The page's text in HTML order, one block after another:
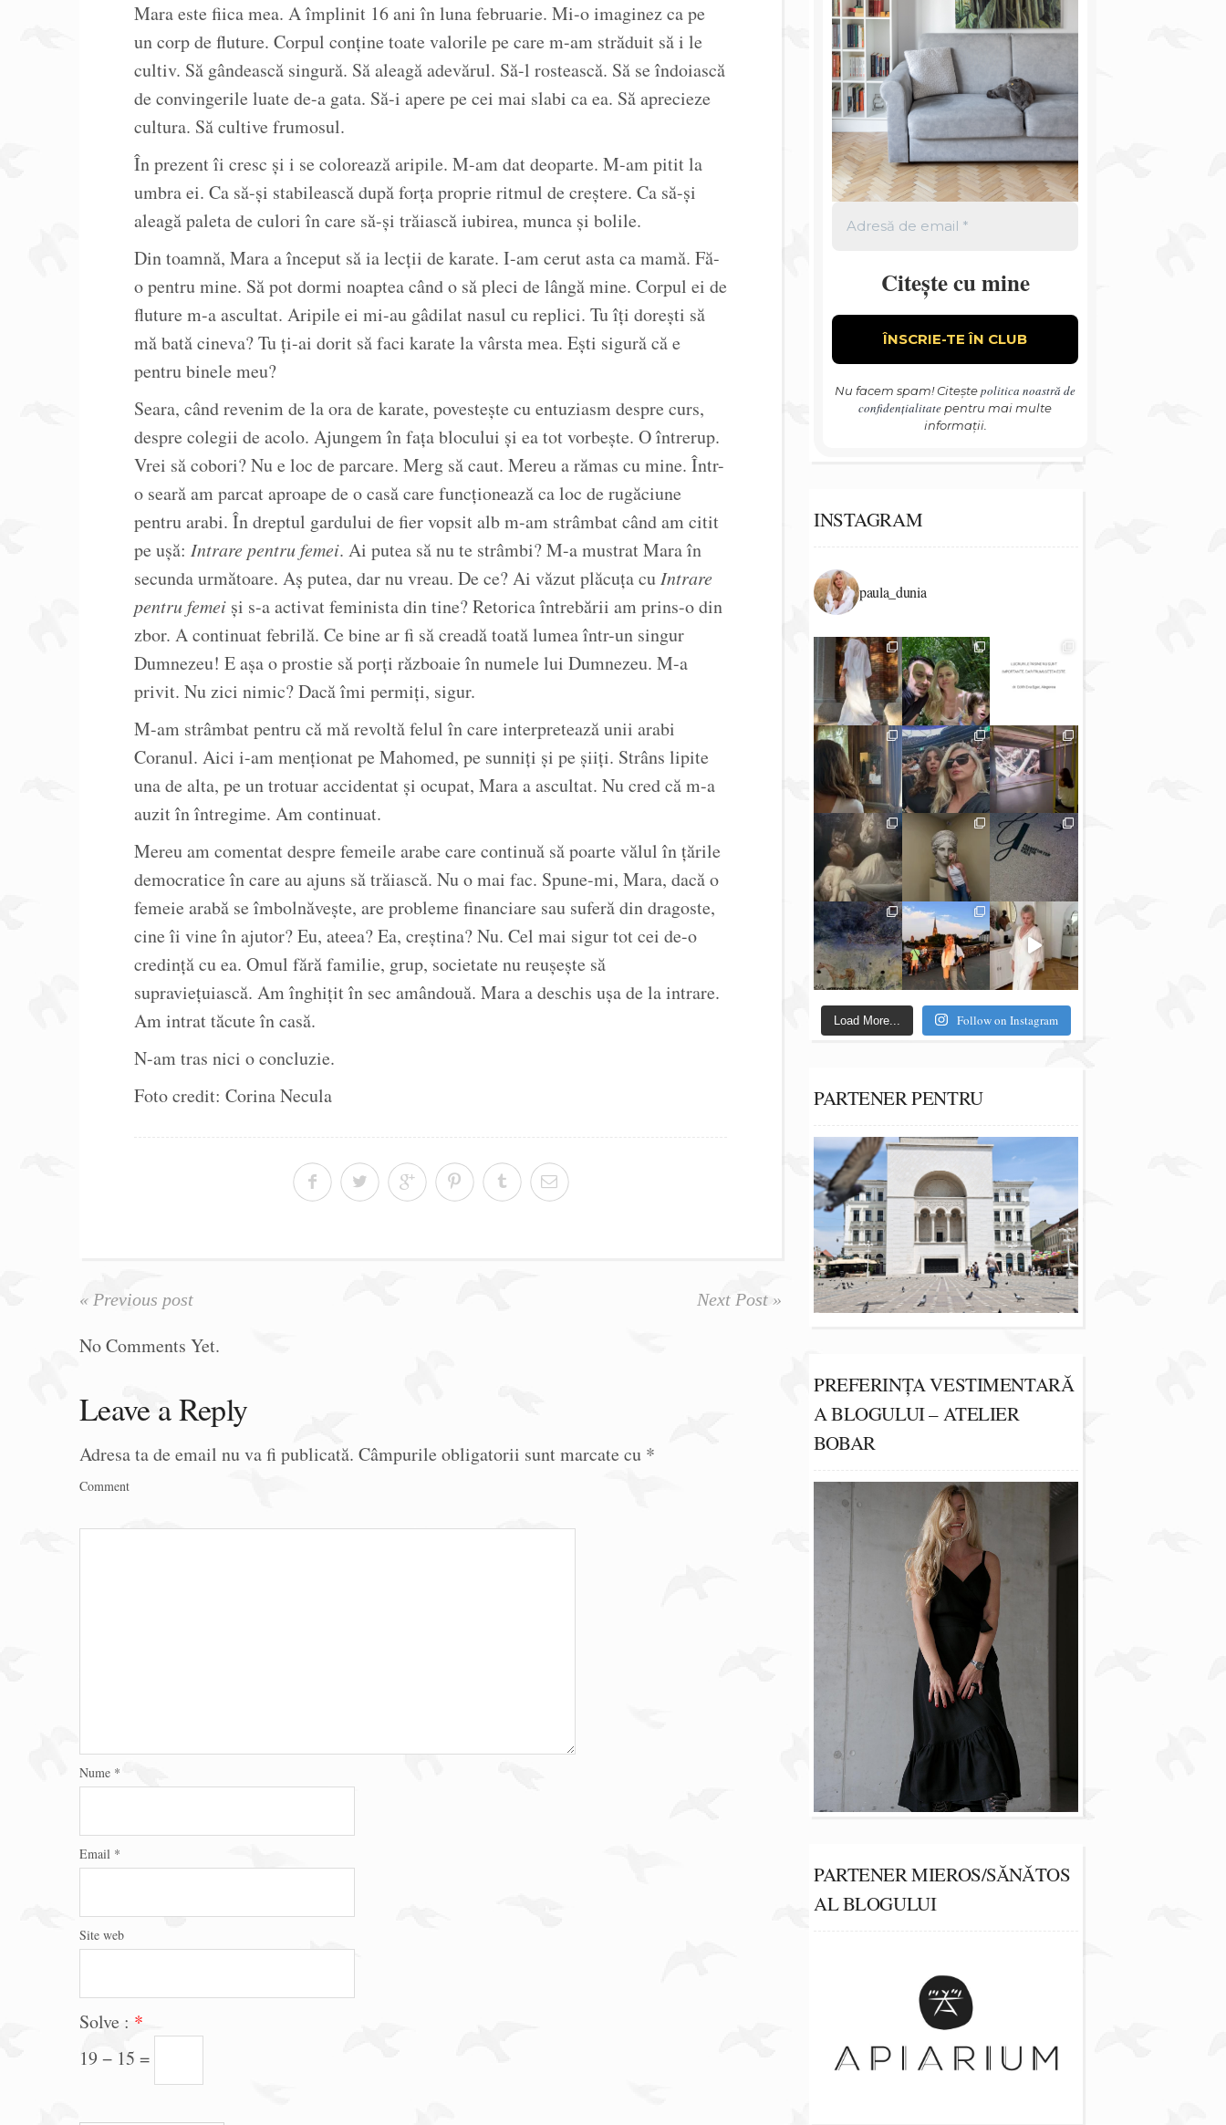
Mara este fiica mea. A împlinit 16 ani în luna februarie. Mi-o imaginez ca pe
un corp de fluture. Corpul conține toate valorile pe care m-am străduit să i le
cultiv. Să gândească singură. Să aleagă adevărul. Să-l rostească. Să se îndoiască
de convingerile luate de-a gata. Să-i apere pe cei mai slabi ca ea. Să aprecieze
cultura. Să cultive frumosul.
În prezent îi cresc și i se colorează aripile. M-am dat deoparte. M-am pitit la
umbra ei. Ca să-și stabilească după forța proprie ritmul de creștere. Ca să-și
aleagă paleta de culori în care să-și trăiască iubirea, munca și bolile.
Din toamnă, Mara a început să ia lecții de karate. I-am cerut asta ca mamă. Fă-
o pentru mine. Să pot dormi noaptea când o să pleci de lângă mine. Corpul ei de
fluture m-a ascultat. Aripile ei mi-au gâdilat nasul cu replici. Tu îți dorești să
mă bată cineva? Tu ți-ai dorit să faci karate la vârsta mea. Ești sigură că e
pentru binele meu?
Seara, când revenim de la ora de karate, povestește cu entuziasm despre curs,
despre colegii de acolo. Ajungem în fața blocului și ea tot vorbește. O întrerup.
Vrei să cobori? Nu e loc de parcare. Merg să caut. Mereu a rămas cu mine. Într-
o seară am parcat aproape de o casă care funcționează ca loc de rugăciune
pentru arabi. În dreptul gardului de fier vopsit alb m-am strâmbat când am citit
pe ușă: Intrare pentru femei. Ai putea să nu te strâmbi? M-a mustrat Mara în
secunda următoare. Aș putea, dar nu vreau. De ce? Ai văzut plăcuța cu Intrare
pentru femei și s-a activat feminista din tine? Retorica întrebării am prins-o din
zbor. A continuat febrilă. Ce bine ar fi să creadă toată lumea într-un singur
Dumnezeu! E așa o prostie să porți războaie în numele lui Dumnezeu. M-a
privit. Nu zici nimic? Dacă îmi permiți, sigur.
M-am strâmbat pentru că mă revoltă felul în care interpretează unii arabi
Coranul. Aici i-am menționat pe Mahomed, pe sunniți și pe șiiți. Strâns lipite
una de alta, pe un trotuar accidentat și ocupat, Mara a ascultat. Nu cred că m-a
auzit în întregime. Am continuat.
Mereu am comentat despre femeile arabe care continuă să poarte vălul în țările
democratice în care au ajuns să trăiască. Nu o mai fac. Spune-mi, Mara, dacă o
femeie arabă se îmbolnăvește, are probleme financiare sau suferă din dragoste,
cine îi vine în ajutor? Eu, ateea? Ea, creștina? Nu. Cel mai sigur tot cei de-o
credință cu ea. Omul fără familie, grup, societate nu reușește să
supraviețuiască. Am înghițit în sec amândouă. Mara a deschis ușa de la intrare.
Am intrat tăcute în casă.
N-am tras nici o concluzie.
Foto credit: Corina Necula
« Previous post Next Post »
No Comments Yet.
Leave a Reply
Adresa ta de email nu va fi publicată. Câmpurile obligatorii sunt marcate cu *
Comment
Nume *
Email *
Site web
Solve : *
19 − 15 =
Citește cu mine
Nu facem spam! Citeștepolitica noastră de
confidențialitate pentru mai multe
informații.
INSTAGRAM
paula_dunia
Load More... Follow on Instagram
PARTENER PENTRU
PREFERINȚA VESTIMENTARĂ
A BLOGULUI – ATELIER
BOBAR
PARTENER MIEROS/SĂNĂTOS
AL BLOGULUI